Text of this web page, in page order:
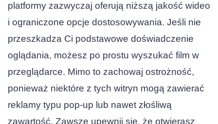
platformy zazwyczaj oferują niższą jakość wideo
i ograniczone opcje dostosowywania. Jeśli nie
przeszkadza Ci podstawowe doświadczenie
oglądania, możesz po prostu wyszukać film w
przeglądarce. Mimo to zachowaj ostrożność,
ponieważ niektóre z tych witryn mogą zawierać
reklamy typu pop-up lub nawet złośliwą
zawartość. Zawsze upewnij się, że otwierasz